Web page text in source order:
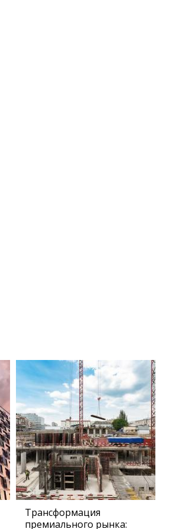
Трансформация
премиального рынка: